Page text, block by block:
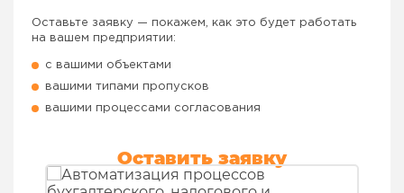
Оставьте заявку — покажем, как это будет работать
на вашем предприятии:
с вашими объектами
вашими типами пропусков
вашими процессами согласования
Оставить заявку